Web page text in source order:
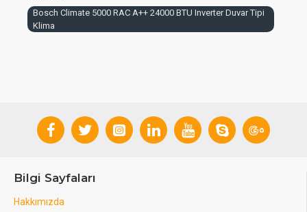
Bosch Climate 5000 RAC A++ 24000 BTU Inverter Duvar Tipi
Klima
Bilgi Sayfaları
Hakkımızda